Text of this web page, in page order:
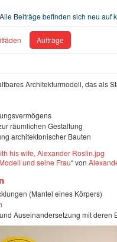
Beiträge befinden sich neu
Aufträge
Architekturmodell, das als
räumlichen Gestaltung
architektonischer Bauten
und seine Frau“ von
(Mantel eines Körpers)
Auseinandersetzung mit deren